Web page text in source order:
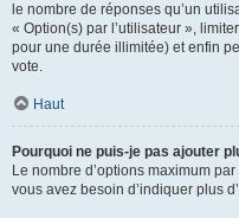
le nombre de réponses qu’un
« Option(s) par l’utilisateur »,
pour une durée illimitée) et enfin
vote.
Haut
Pourquoi ne puis-je pas ajouter
Le nombre d’options maximum
vous avez besoin d’indiquer plus